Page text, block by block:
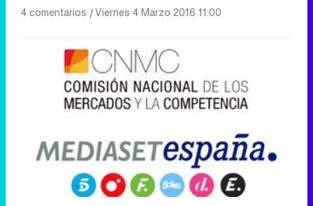
4 comentarios |Viernes 4 Marzo 2016 11:00